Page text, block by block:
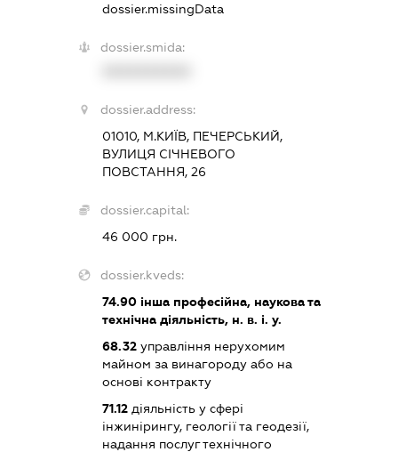
dossier.missingData
dossier.smida:
dossier.address:
01010, М.КИЇВ, ПЕЧЕРСЬКИЙ,
ВУЛИЦЯ СІЧНЕВОГО
ПОВСТАННЯ, 26
dossier.capital:
46 000 грн.
dossier.kveds:
74.90інша професійна, наукова та
технічна діяльність, н. в. і. у.
68.32управління нерухомим
майном за винагороду або на
основі контракту
71.12діяльність у сфері
інжинірингу, геології та геодезії,
надання послуг технічного